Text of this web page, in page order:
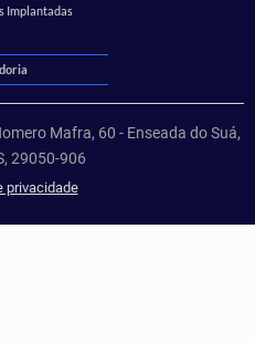
Implantadas
Mafra, 60 - Enseada do Suá,
29050-906
privacidade